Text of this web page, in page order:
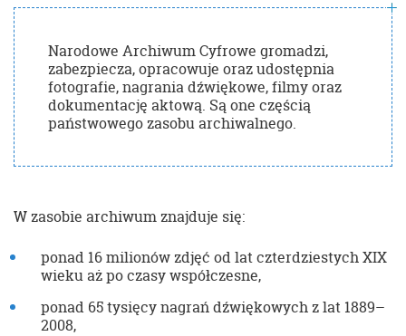
Narodowe Archiwum Cyfrowe gromadzi,
zabezpiecza, opracowuje oraz udostępnia
fotografie, nagrania dźwiękowe, filmy oraz
dokumentację aktową. Są one częścią
państwowego zasobu archiwalnego.
W zasobie archiwum znajduje się:
ponad 16 milionów zdjęć od lat czterdziestych XIX
wieku aż po czasy współczesne,
ponad 65 tysięcy nagrań dźwiękowych z lat 1889–
2008,